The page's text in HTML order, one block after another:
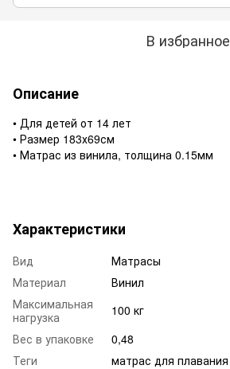
В избранное
Описание
• Для детей от 14 лет
• Размер 183х69см
• Матрас из винила, толщина 0.15мм
Характеристики
Вид
Матрасы
Материал
Винил
Максимальная
нагрузка
100 кг
Вес в упаковке
0,48
Теги
матрас для плавания